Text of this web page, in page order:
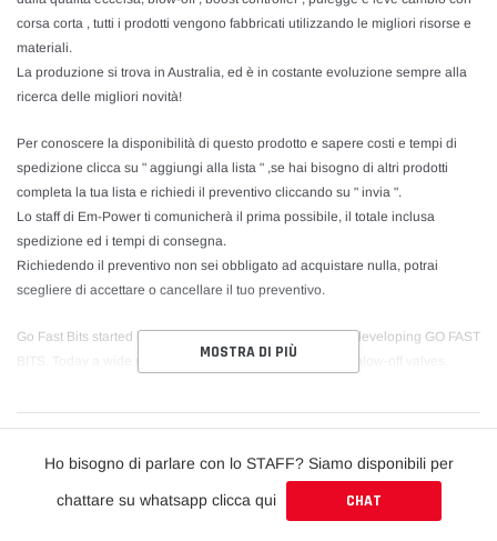
corsa corta , tutti i prodotti vengono fabbricati utilizzando le migliori risorse e
materiali.
La produzione si trova in Australia, ed è in costante evoluzione sempre alla
ricerca delle migliori novità!
Per conoscere la disponibilità di questo prodotto e sapere costi e tempi di
spedizione clicca su " aggiungi alla lista " ,se hai bisogno di altri prodotti
completa la tua lista e richiedi il preventivo cliccando su " invia ".
Lo staff di Em-Power ti comunicherà il prima possibile, il totale inclusa
spedizione ed i tempi di consegna.
Richiedendo il preventivo non sei obbligato ad acquistare nulla, potrai
scegliere di accettare o cancellare il tuo preventivo.
Go Fast Bits started back in 1997 designing, testing and developing GO FAST
BITS. Today a wide range of innovative and high-quality blow-off valves,
designed and manufactured from the highest grade materials. GO FAST BITS
new and innovative products!
What makes GFB blowoff valves different and better?
MOSTRA DI PIÙ
Ho bisogno di parlare con lo STAFF? Siamo disponibili per
chattare su whatsapp clicca qui CHAT